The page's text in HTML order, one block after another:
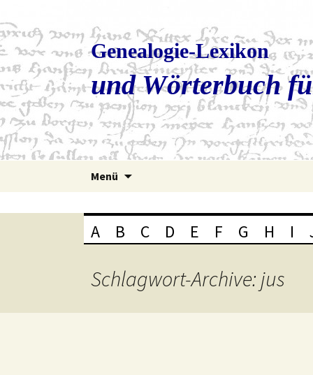
Genealogie-Lexikon
und Wörterbuch
Menü
A B C D E F G H I
Schlagwort-Archive: jus